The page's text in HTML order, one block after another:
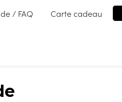
/ FAQ Carte cadeau